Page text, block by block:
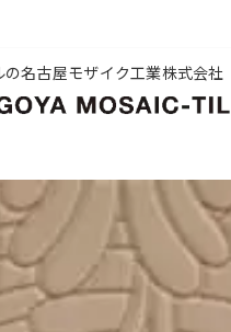
の名古屋モザイク工業株式会社